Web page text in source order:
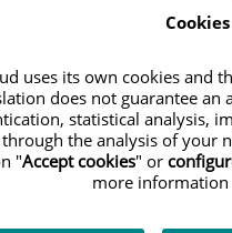
Teléfono de
uses its own cookies and
does not guarantee
statistical analysis,
the analysis of your
"Accept cookies" or
more information